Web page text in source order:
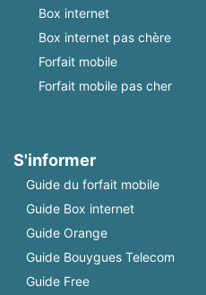
Box internet
Box internet pas chère
Forfait mobile
Forfait mobile pas cher
S'informer
Guide du forfait mobile
Guide Box internet
Guide Orange
Guide Bouygues Telecom
Guide Free